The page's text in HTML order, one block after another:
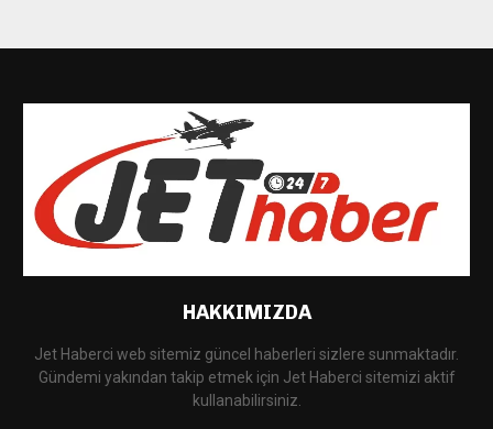
HAKKIMIZDA
Jet Haberci web sitemiz güncel haberleri sizlere sunmaktadır.
Gündemi yakından takip etmek için Jet Haberci sitemizi aktif
kullanabilirsiniz.